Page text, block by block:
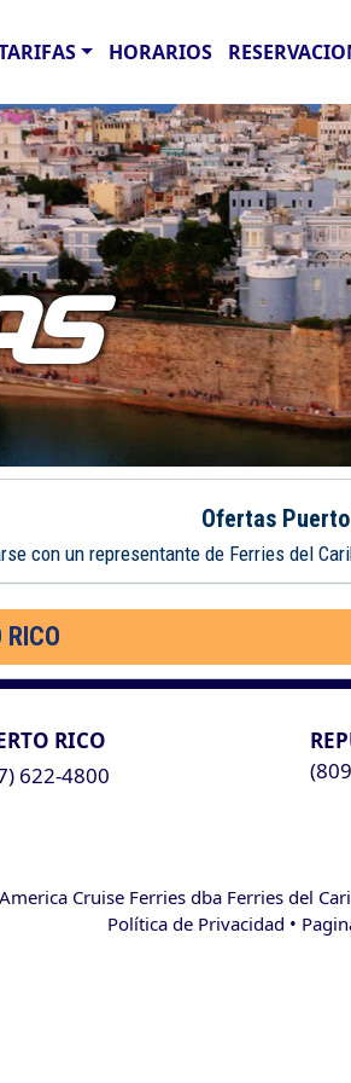
HORARIOS
Ofertas
con un representante de Ferries del
RICO
622-4800
Cruise Ferries dba Ferries del
Política de Privacidad •